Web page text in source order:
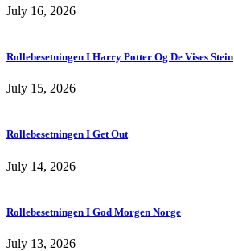
July 16, 2026
Rollebesetningen I Harry Potter Og De Vises Stein
July 15, 2026
Rollebesetningen I Get Out
July 14, 2026
Rollebesetningen I God Morgen Norge
July 13, 2026